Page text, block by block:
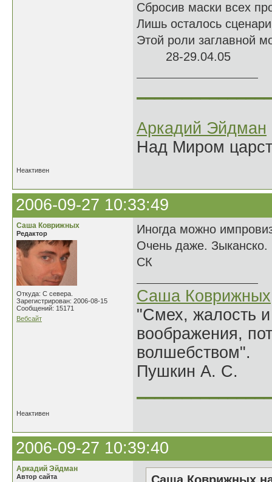
Сбросив маски всех
Лишь осталось
Этой роли заглавной
28-29.04.05
Аркадий Эйдман
Над Миром
Неактивен
2006-09-27 10:33:49
Саша Коврижных
Редактор
Откуда: С севера.
Зарегистрирован: 2006-08-15
Сообщений: 15171
Вебсайт
Иногда можно
Очень даже. Зыканско.
СК
Саша Коврижных
"Смех, жалость
воображения,
волшебством".
Пушкин А. С.
Неактивен
2006-09-27 10:39:40
Аркадий Эйдман
Автор сайта